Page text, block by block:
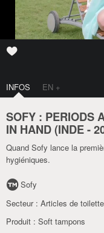
INFOS EN +
SOFY : PERIODS
IN HAND (INDE-
Quand Sofy lance la
hygiéniques.
Sofy
Secteur : Articles de toilette
Produit : Soft tampons